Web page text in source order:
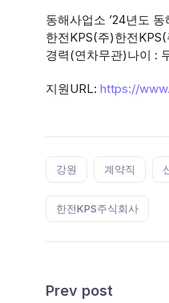
동해사업소 ’24년도
한전KPS(주)한전
경력(연차무관)나이 :
지원URL: https://
강원 계약직
한전KPS주식회사
Prev post